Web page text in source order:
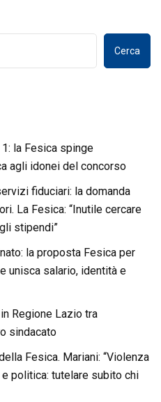
Cerca
la Fesica spinge
agli idonei del concorso
fiduciari: la domanda
La Fesica: “Inutile cercare
stipendi”
la proposta Fesica per
unisca salario, identità e
Regione Lazio tra
sindacato
Fesica. Mariani: “Violenza
politica: tutelare subito chi